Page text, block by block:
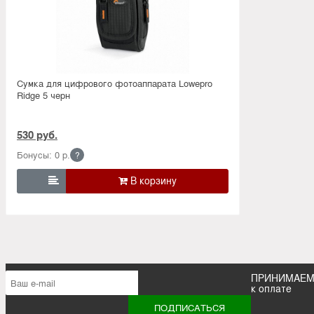
Сумка для цифрового фотоаппарата Lowepro
Ridge 5 черн
530 руб.
Бонусы: 0 р. ?

ПРИНИМАЕМ
к оплате